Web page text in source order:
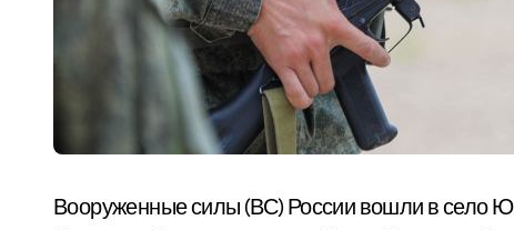
Вооруженные силы (ВС) России вошли в село